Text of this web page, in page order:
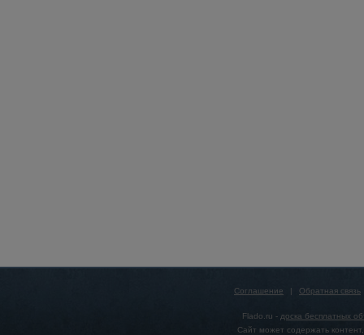
Соглашение | Обратная связь
Flado.ru - доска бесплатных
Сайт может содержать